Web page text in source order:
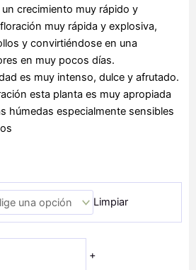
crecimiento muy rápido y
muy rápida y explosiva,
y convirtiéndose en una
en muy pocos días.
es muy intenso, dulce y afrutado.
esta planta es muy apropiada
húmedas especialmente sensibles
€
Limpiar
+